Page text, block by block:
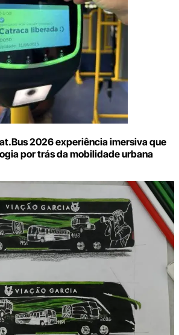
2026 experiência imersiva que
por trás da mobilidade urbana